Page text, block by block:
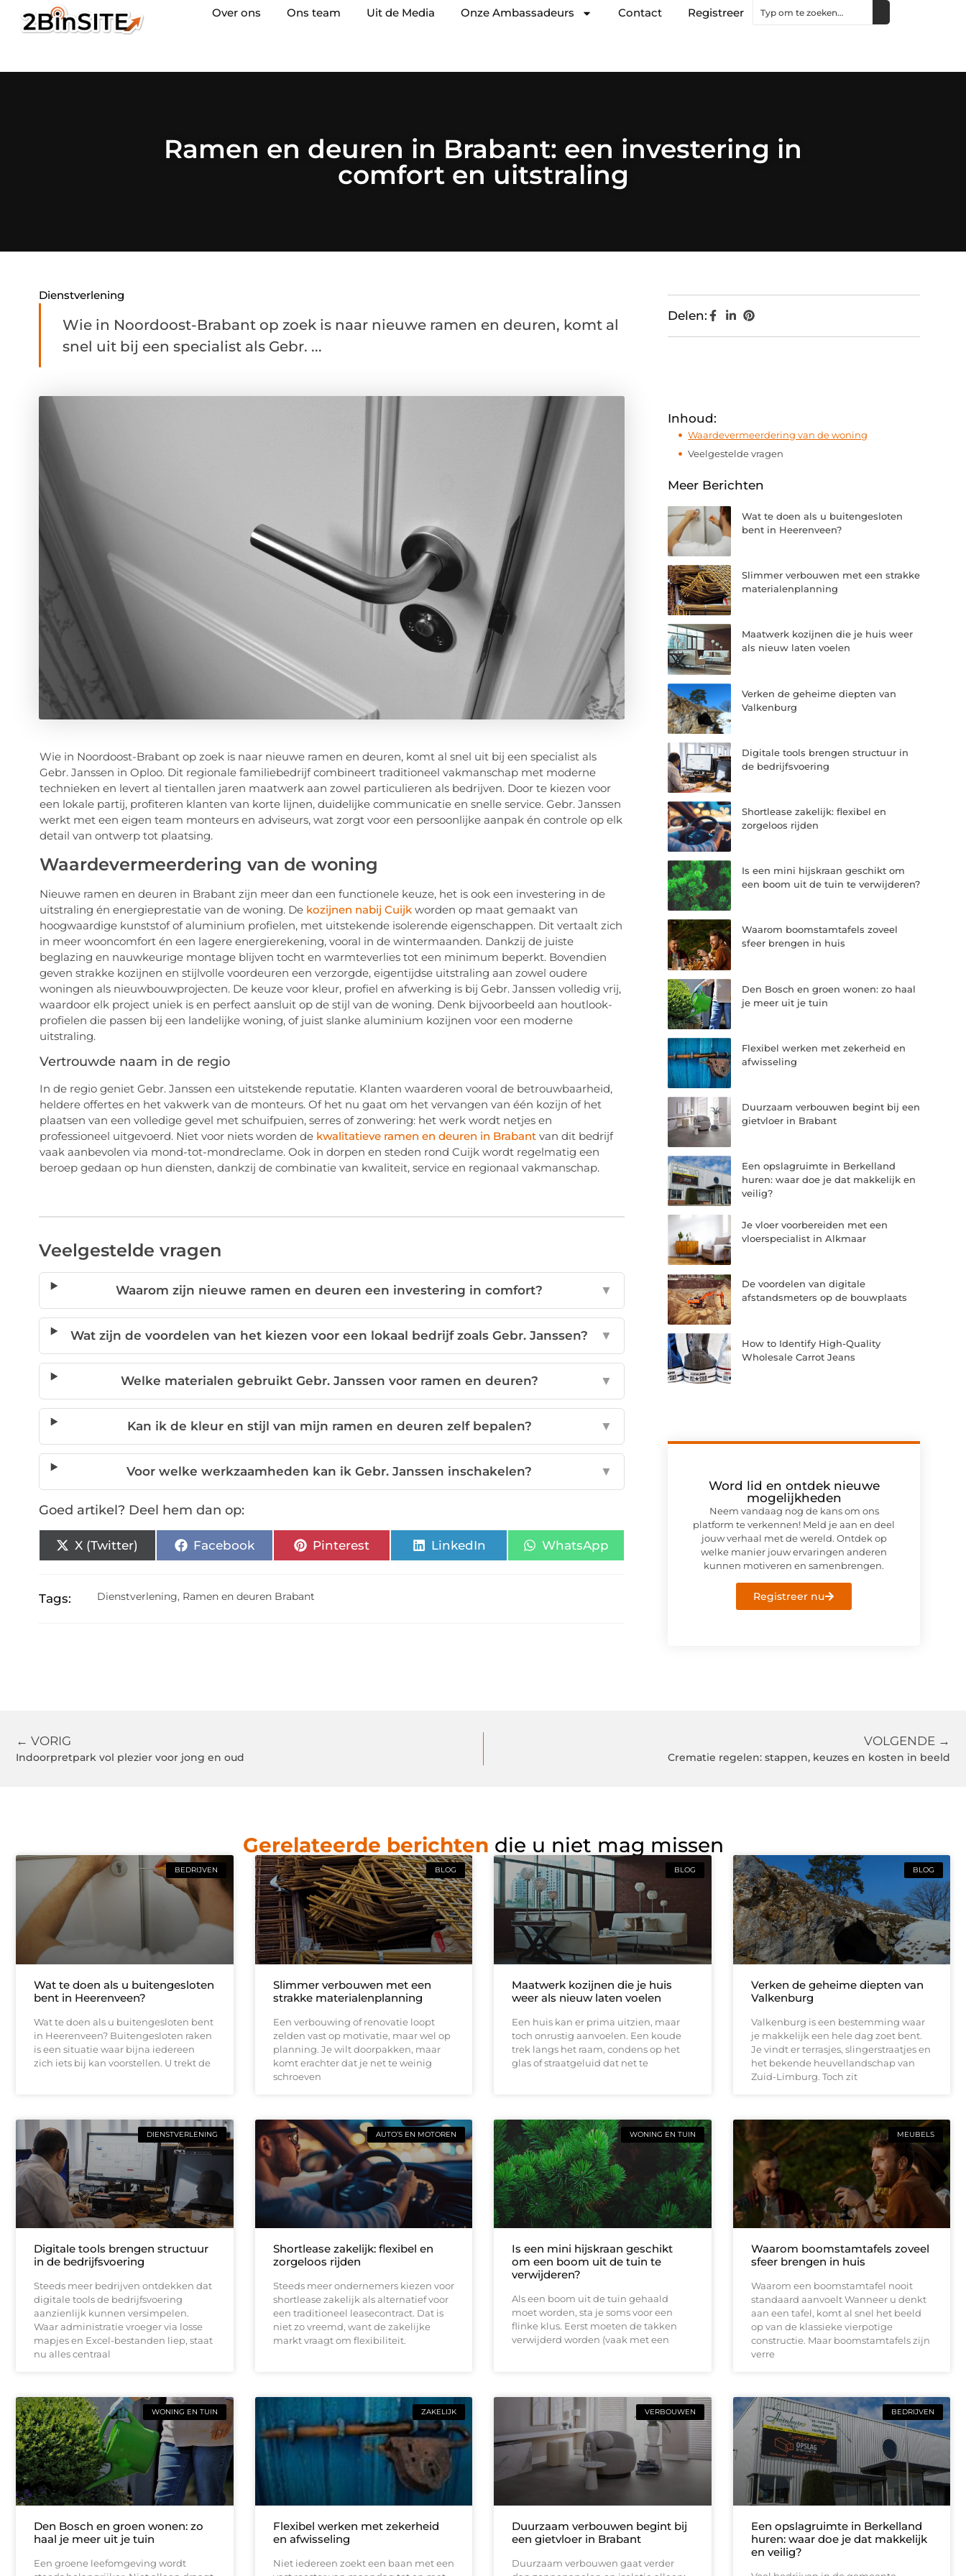
Over ons Ons team Uit de Media Onze Ambassadeurs Contact Registreer
Ramen en deuren in Brabant: een investering in
comfort en uitstraling
Dienstverlening
Wie in Noordoost-Brabant op zoek is naar nieuwe ramen en deuren, komt al
snel uit bij een specialist als Gebr. ...
Wie in Noordoost-Brabant op zoek is naar nieuwe ramen en deuren, komt al snel uit bij een specialist als
Gebr. Janssen in Oploo. Dit regionale familiebedrijf combineert traditioneel vakmanschap met moderne
technieken en levert al tientallen jaren maatwerk aan zowel particulieren als bedrijven. Door te kiezen voor
een lokale partij, profiteren klanten van korte lijnen, duidelijke communicatie en snelle service. Gebr. Janssen
werkt met een eigen team monteurs en adviseurs, wat zorgt voor een persoonlijke aanpak én controle op elk
detail van ontwerp tot plaatsing.
Waardevermeerdering van de woning
Nieuwe ramen en deuren in Brabant zijn meer dan een functionele keuze, het is ook een investering in de
uitstraling én energieprestatie van de woning. De kozijnen nabij Cuijkworden op maat gemaakt van
hoogwaardige kunststof of aluminium profielen, met uitstekende isolerende eigenschappen. Dit vertaalt zich
in meer wooncomfort én een lagere energierekening, vooral in de wintermaanden. Dankzij de juiste
beglazing en nauwkeurige montage blijven tocht en warmteverlies tot een minimum beperkt. Bovendien
geven strakke kozijnen en stijlvolle voordeuren een verzorgde, eigentijdse uitstraling aan zowel oudere
woningen als nieuwbouwprojecten. De keuze voor kleur, profiel en afwerking is bij Gebr. Janssen volledig vrij,
waardoor elk project uniek is en perfect aansluit op de stijl van de woning. Denk bijvoorbeeld aan houtlook-
profielen die passen bij een landelijke woning, of juist slanke aluminium kozijnen voor een moderne
uitstraling.
Vertrouwde naam in de regio
In de regio geniet Gebr. Janssen een uitstekende reputatie. Klanten waarderen vooral de betrouwbaarheid,
heldere offertes en het vakwerk van de monteurs. Of het nu gaat om het vervangen van één kozijn of het
plaatsen van een volledige gevel met schuifpuien, serres of zonwering: het werk wordt netjes en
professioneel uitgevoerd. Niet voor niets worden de kwalitatieve ramen en deuren in Brabantvan dit bedrijf
vaak aanbevolen via mond-tot-mondreclame. Ook in dorpen en steden rond Cuijk wordt regelmatig een
beroep gedaan op hun diensten, dankzij de combinatie van kwaliteit, service en regionaal vakmanschap.
Veelgestelde vragen
Waarom zijn nieuwe ramen en deuren een investering in comfort? ▼
Wat zijn de voordelen van het kiezen voor een lokaal bedrijf zoals Gebr. Janssen? ▼
Welke materialen gebruikt Gebr. Janssen voor ramen en deuren? ▼
Kan ik de kleur en stijl van mijn ramen en deuren zelf bepalen? ▼
Voor welke werkzaamheden kan ik Gebr. Janssen inschakelen? ▼
Goed artikel? Deel hem dan op:
X (Twitter) Facebook Pinterest LinkedIn WhatsApp
Tags: Dienstverlening, Ramen en deuren Brabant
Delen:
Inhoud:
Waardevermeerdering van de woning
Veelgestelde vragen
Meer Berichten
Wat te doen als u buitengesloten
bent in Heerenveen?
Slimmer verbouwen met een strakke
materialenplanning
Maatwerk kozijnen die je huis weer
als nieuw laten voelen
Verken de geheime diepten van
Valkenburg
Digitale tools brengen structuur in
de bedrijfsvoering
Shortlease zakelijk: flexibel en
zorgeloos rijden
Is een mini hijskraan geschikt om
een boom uit de tuin te verwijderen?
Waarom boomstamtafels zoveel
sfeer brengen in huis
Den Bosch en groen wonen: zo haal
je meer uit je tuin
Flexibel werken met zekerheid en
afwisseling
Duurzaam verbouwen begint bij een
gietvloer in Brabant
Een opslagruimte in Berkelland
huren: waar doe je dat makkelijk en
veilig?
Je vloer voorbereiden met een
vloerspecialist in Alkmaar
De voordelen van digitale
afstandsmeters op de bouwplaats
How to Identify High-Quality
Wholesale Carrot Jeans
Word lid en ontdek nieuwe
mogelijkheden
Neem vandaag nog de kans om ons
platform te verkennen! Meld je aan en deel
jouw verhaal met de wereld. Ontdek op
welke manier jouw ervaringen anderen
kunnen motiveren en samenbrengen.
Registreer nu
← VORIG
Indoorpretpark vol plezier voor jong en oud
VOLGENDE →
Crematie regelen: stappen, keuzes en kosten in beeld
Gerelateerde berichten die u niet mag missen
BEDRIJVEN
Wat te doen als u buitengesloten
bent in Heerenveen?
Wat te doen als u buitengesloten bent
in Heerenveen? Buitengesloten raken
is een situatie waar bijna iedereen
zich iets bij kan voorstellen. U trekt de
BLOG
Slimmer verbouwen met een
strakke materialenplanning
Een verbouwing of renovatie loopt
zelden vast op motivatie, maar wel op
planning. Je wilt doorpakken, maar
komt erachter dat je net te weinig
schroeven
BLOG
Maatwerk kozijnen die je huis
weer als nieuw laten voelen
Een huis kan er prima uitzien, maar
toch onrustig aanvoelen. Een koude
trek langs het raam, condens op het
glas of straatgeluid dat net te
BLOG
Verken de geheime diepten van
Valkenburg
Valkenburg is een bestemming waar
je makkelijk een hele dag zoet bent.
Je vindt er terrasjes, slingerstraatjes en
het bekende heuvellandschap van
Zuid-Limburg. Toch zit
DIENSTVERLENING
Digitale tools brengen structuur
in de bedrijfsvoering
Steeds meer bedrijven ontdekken dat
digitale tools de bedrijfsvoering
aanzienlijk kunnen versimpelen.
Waar administratie vroeger via losse
mapjes en Excel-bestanden liep, staat
nu alles centraal
AUTO’S EN MOTOREN
Shortlease zakelijk: flexibel en
zorgeloos rijden
Steeds meer ondernemers kiezen voor
shortlease zakelijk als alternatief voor
een traditioneel leasecontract. Dat is
niet zo vreemd, want de zakelijke
markt vraagt om flexibiliteit.
WONING EN TUIN
Is een mini hijskraan geschikt
om een boom uit de tuin te
verwijderen?
Als een boom uit de tuin gehaald
moet worden, sta je soms voor een
flinke klus. Eerst moeten de takken
verwijderd worden (vaak met een
MEUBELS
Waarom boomstamtafels zoveel
sfeer brengen in huis
Waarom een boomstamtafel nooit
standaard aanvoelt Wanneer u denkt
aan een tafel, komt al snel het beeld
op van de klassieke vierpotige
constructie. Maar boomstamtafels zijn
verre
WONING EN TUIN
Den Bosch en groen wonen: zo
haal je meer uit je tuin
Een groene leefomgeving wordt
ZAKELIJK
Flexibel werken met zekerheid
en afwisseling
Niet iedereen zoekt een baan met een
VERBOUWEN
Duurzaam verbouwen begint bij
een gietvloer in Brabant
Duurzaam verbouwen gaat verder
BEDRIJVEN
Een opslagruimte in Berkelland
huren: waar doe je dat makkelijk
en veilig?